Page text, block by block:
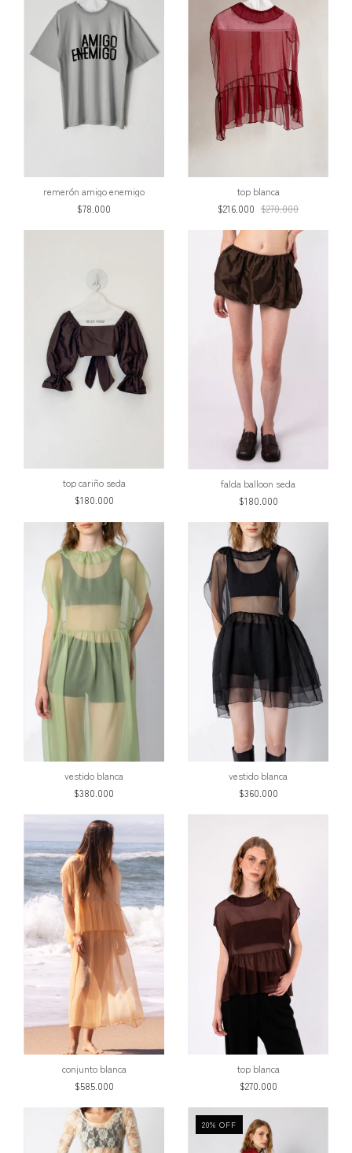
remerón amigo enemigo
$78.000
top blanca
$216.000 $270.000
top cariño seda
$180.000
falda balloon seda
$180.000
vestido blanca
$380.000
vestido blanca
$360.000
conjunto blanca
$585.000
top blanca
$270.000
20% OFF